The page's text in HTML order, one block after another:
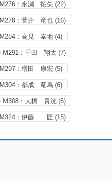
M276：永瀬 拓矢 (22)
M278：菅井 竜也 (16)
M284：高見 泰地 (4)
M291：千田 翔太 (7)
M297：増田 康宏 (5)
M304：都成 竜馬 (6)
M308：大橋 貴洸 (6)
M324：伊藤 匠 (15)